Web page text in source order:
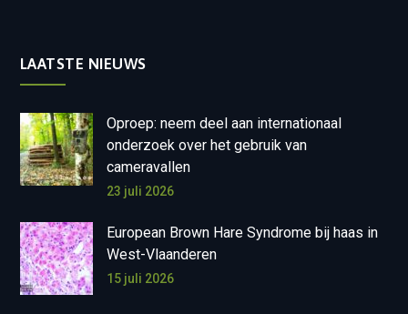
LAATSTE NIEUWS
Oproep: neem deel aan internationaal
onderzoek over het gebruik van
cameravallen
23 juli 2026
European Brown Hare Syndrome bij haas in
West-Vlaanderen
15 juli 2026